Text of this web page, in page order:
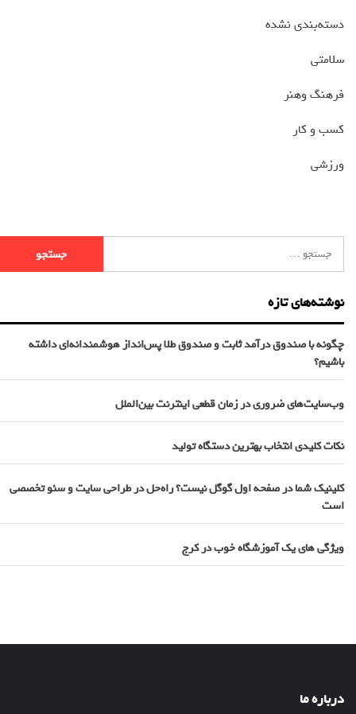
دسته‌بندی نشده
سلامتی
فرهنگ وهنر
کسب و کار
ورزشی
نوشته‌های تازه
چگونه با صندوق درآمد ثابت و صندوق طلا پس‌انداز هوشمندانه‌ای داشته
باشیم؟
وب‌سایت‌های ضروری در زمان قطعی اینترنت بین‌الملل
نکات کلیدی انتخاب بهترین دستگاه تولید
کلینیک شما در صفحه اول گوگل نیست؟ راه‌حل در طراحی سایت و سئو تخصصی
است
ویژگی های یک آموزشگاه خوب در کرج
درباره ما